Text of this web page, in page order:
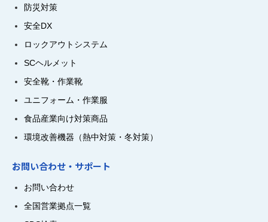
防災対策
安全DX
ロックアウトシステム
SCヘルメット
安全靴・作業靴
ユニフォーム・作業服
食品産業向け対策商品
環境改善機器（熱中対策・冬対策）
お問い合わせ・サポート
お問い合わせ
全国営業拠点一覧